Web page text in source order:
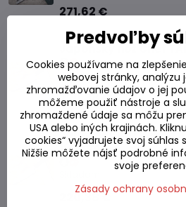
271,62 €
Japonský nôž Chef
Skladom
220,38 €
Japonský nôž Kengata
190mm
220,38 €
Predvoľby
Cookies používame na
webovej stránky, analýzu
zhromažďovanie údajov o jej
môžeme použiť nástroje a
zhromaždené údaje sa môžu
USA alebo iných krajinách.
cookies“ vyjadrujete svoj
Nižšie môžete nájsť podrobné
svoje
Zásady ochrany